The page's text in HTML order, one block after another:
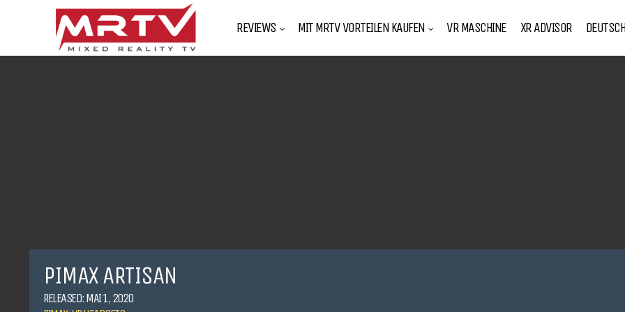
REVIEWS MIT MRTV VORTEILEN KAUFEN VR MASCHINE XR ADVISOR DEUTSCH
PIMAX ARTISAN
RELEASED: MAI 1, 2020